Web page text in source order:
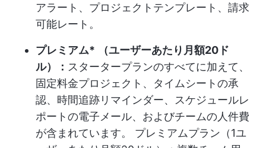
アラート、プロジェクトテンプレート、請求
可能レート。
プレミアム*
（ユーザーあたり月額20ド
ル）： スタータープランのすべてに加えて、
固定料金プロジェクト、タイムシートの承
認、時間追跡リマインダー、スケジュールレ
ポートの電子メール、およびチームの人件費
が含まれています。 プレミアムプラン（1ユ